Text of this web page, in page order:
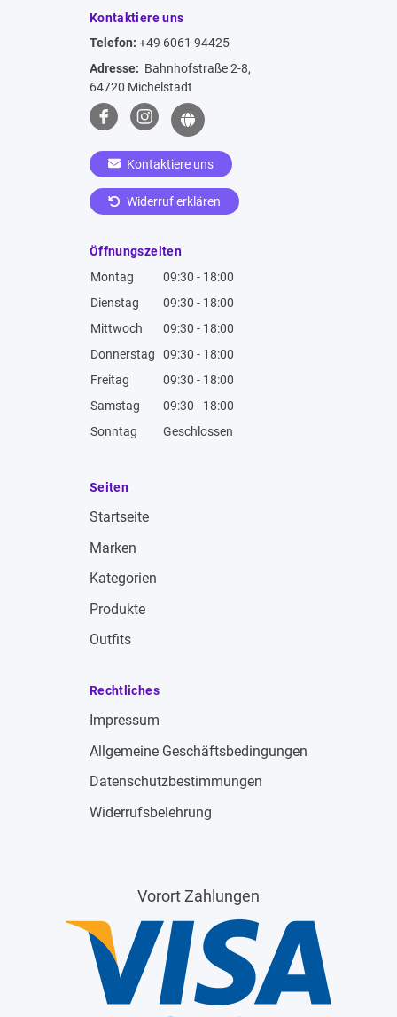
Kontaktiere uns
Telefon: +49 6061 94425
Adresse: Bahnhofstraße 2-8,
64720 Michelstadt
Kontaktiere uns
Widerruf erklären
Öffnungszeiten
Montag
09:30 - 18:00
Dienstag
09:30 - 18:00
Mittwoch
09:30 - 18:00
Donnerstag
09:30 - 18:00
Freitag
09:30 - 18:00
Samstag
09:30 - 18:00
Sonntag
Geschlossen
Seiten
Startseite
Marken
Kategorien
Produkte
Outfits
Rechtliches
Impressum
Allgemeine Geschäftsbedingungen
Datenschutzbestimmungen
Widerrufsbelehrung
Vorort Zahlungen